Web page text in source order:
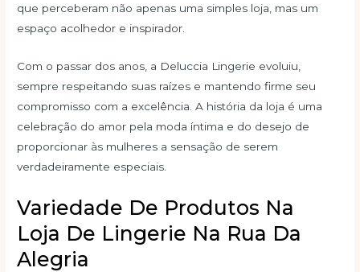
que perceberam não apenas uma simples loja, mas um
espaço acolhedor e inspirador.
Com o passar dos anos, a Deluccia Lingerie evoluiu,
sempre respeitando suas raízes e mantendo firme seu
compromisso com a excelência. A história da loja é uma
celebração do amor pela moda íntima e do desejo de
proporcionar às mulheres a sensação de serem
verdadeiramente especiais.
Variedade De Produtos Na
Loja De Lingerie Na Rua Da
Alegria